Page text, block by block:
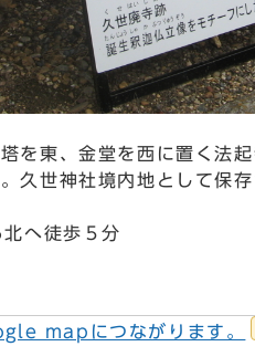
を東、金堂を西に置く法
久世神社境内地として保
北へ徒歩５分
mapにつながります。